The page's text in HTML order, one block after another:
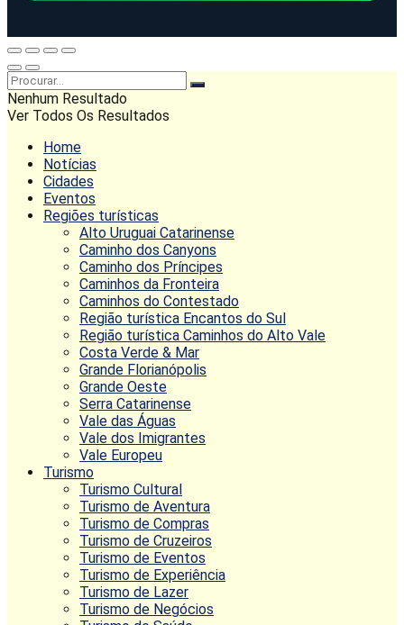
Nenhum Resultado
Ver Todos Os Resultados
Home
Notícias
Cidades
Eventos
Regiões turísticas
Alto Uruguai Catarinense
Caminho dos Canyons
Caminho dos Príncipes
Caminhos da Fronteira
Caminhos do Contestado
Região turística Encantos do Sul
Região turística Caminhos do Alto Vale
Costa Verde & Mar
Grande Florianópolis
Grande Oeste
Serra Catarinense
Vale das Águas
Vale dos Imigrantes
Vale Europeu
Turismo
Turismo Cultural
Turismo de Aventura
Turismo de Compras
Turismo de Cruzeiros
Turismo de Eventos
Turismo de Experiência
Turismo de Lazer
Turismo de Negócios